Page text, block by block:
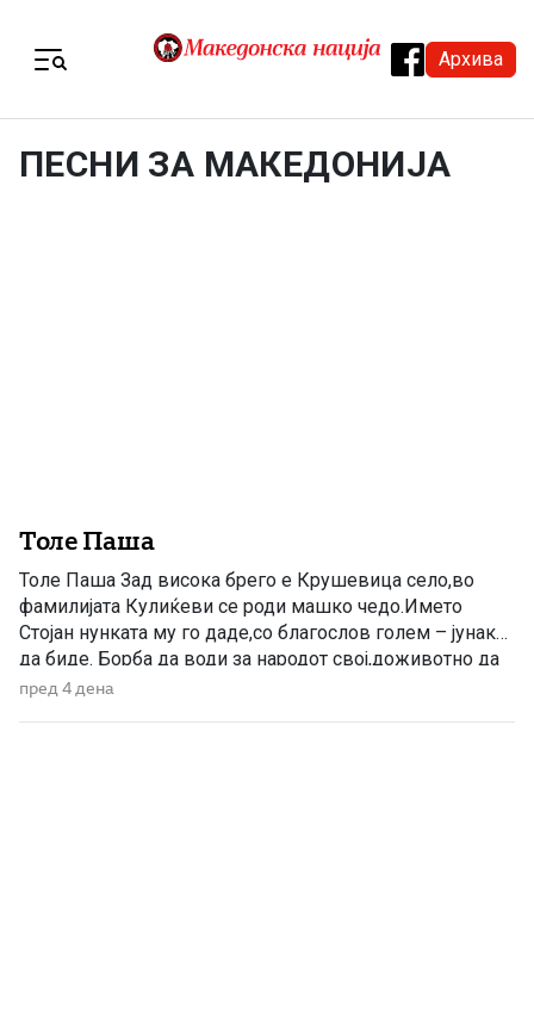
Архива
ПЕСНИ ЗА МАКЕДОНИЈА
Толе Паша
Толе Паша Зад висока брего е Крушевица село,во
фамилијата Кулиќеви се роди машко чедо.Името
Стојан нунката му го даде,со благослов голем – јунак
да биде. Борба да води за народот свој,доживотно да
се бори тој,на насилниците да им стави крај,народот
пред 4 дена